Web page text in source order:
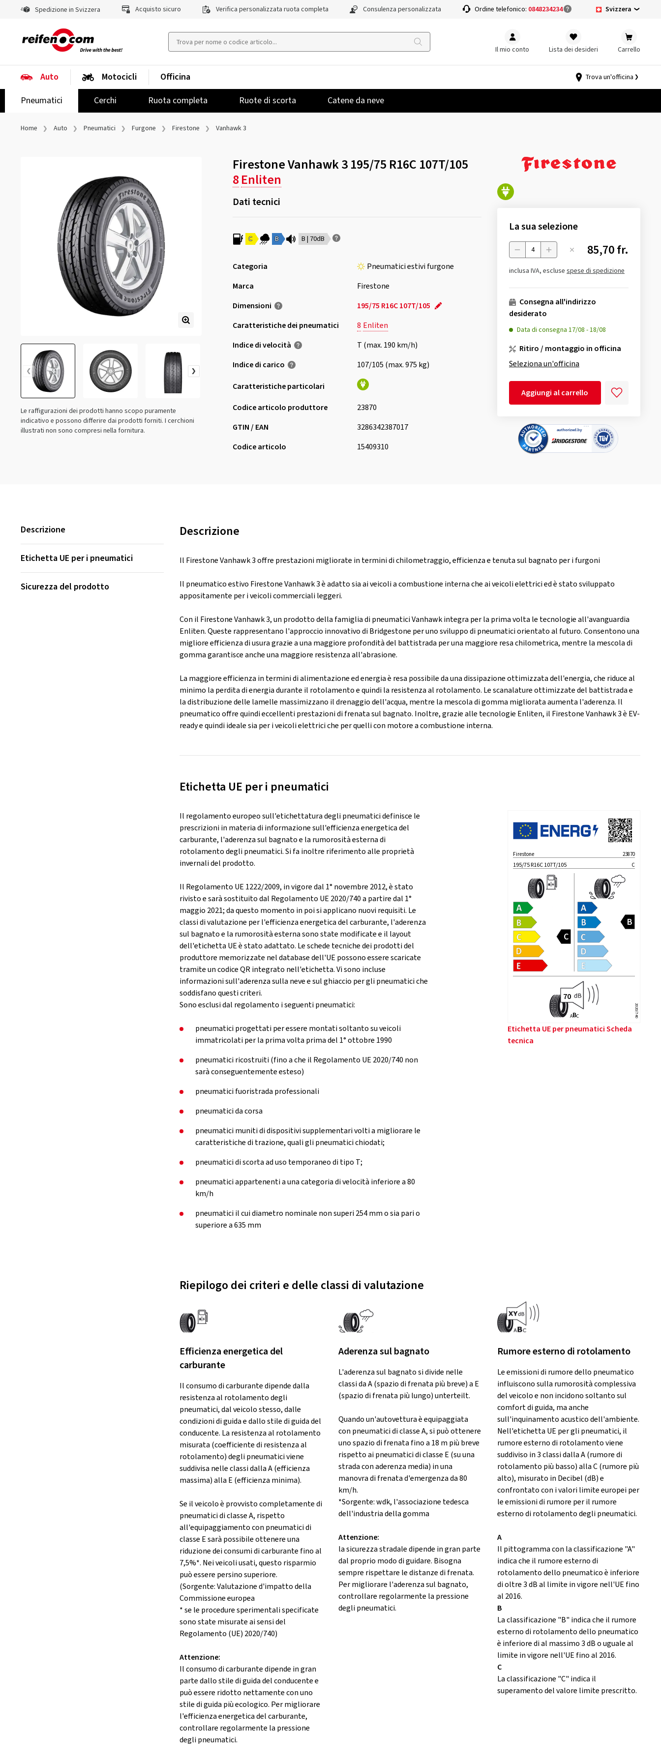
Spedizione in Svizzera Acquisto sicuro Verifica personalizzata ruota completa Consulenza personalizzata Ordine telefonico: 0848234234 Svizzera
Il mio conto Lista dei desideri Carrello
Auto
Pneumatici
Cerchi Ruota completa Ruote di scorta Catene da neve
Motocicli Officina Trova un'officina
Home Auto Pneumatici Furgone Firestone Vanhawk 3
Le raffigurazioni dei prodotti hanno scopo puramente
indicativo e possono differire dai prodotti forniti. I cerchioni
illustrati non sono compresi nella fornitura.
Firestone Vanhawk 3 195/75 R16C 107T/105
8Enliten
Dati tecnici
C B B | 70dB
Categoria
Pneumatici estivi furgone
Marca
Firestone
Dimensioni
195/75 R16C 107T/105
Caratteristiche dei pneumatici
8 Enliten
Indice di velocità
T (max. 190 km/h)
Indice di carico
107/105 (max. 975 kg)
Caratteristiche particolari
Codice articolo produttore
23870
GTIN / EAN
3286342387017
Codice articolo
15409310
La sua selezione
Menge 85,70 fr.
inclusa IVA, escluse spese di spedizione
Consegna all'indirizzo
desiderato
Data di consegna 17/08 -18/08
Ritiro / montaggio in officina
Seleziona un'officina
Aggiungi al carrello
Descrizione
Etichetta UE per i pneumatici
Sicurezza del prodotto
Descrizione
Il Firestone Vanhawk 3 offre prestazioni migliorate in termini di chilometraggio, efficienza e tenuta sul bagnato per i furgoni
Il pneumatico estivo Firestone Vanhawk 3 è adatto sia ai veicoli a combustione interna che ai veicoli elettrici ed è stato sviluppato
appositamente per i veicoli commerciali leggeri.
Con il Firestone Vanhawk 3, un prodotto della famiglia di pneumatici Vanhawk integra per la prima volta le tecnologie all'avanguardia
Enliten. Queste rappresentano l'approccio innovativo di Bridgestone per uno sviluppo di pneumatici orientato al futuro. Consentono una
migliore efficienza di usura grazie a una maggiore profondità del battistrada per una maggiore resa chilometrica, mentre la mescola di
gomma garantisce anche una maggiore resistenza all'abrasione.
La maggiore efficienza in termini di alimentazione ed energia è resa possibile da una dissipazione ottimizzata dell'energia, che riduce al
minimo la perdita di energia durante il rotolamento e quindi la resistenza al rotolamento. Le scanalature ottimizzate del battistrada e
la distribuzione delle lamelle massimizzano il drenaggio dell'acqua, mentre la mescola di gomma migliorata aumenta l'aderenza. Il
pneumatico offre quindi eccellenti prestazioni di frenata sul bagnato. Inoltre, grazie alle tecnologie Enliten, il Firestone Vanhawk 3 è EV-
ready e quindi ideale sia per i veicoli elettrici che per quelli con motore a combustione interna.
Etichetta UE per i pneumatici
Il regolamento europeo sull'etichettatura degli pneumatici definisce le
prescrizioni in materia di informazione sull'efficienza energetica del
carburante, l'aderenza sul bagnato e la rumorosità esterna di
rotolamento degli pneumatici. Si fa inoltre riferimento alle proprietà
invernali del prodotto.
Il Regolamento UE 1222/2009, in vigore dal 1° novembre 2012, è stato
rivisto e sarà sostituito dal Regolamento UE 2020/740 a partire dal 1°
maggio 2021; da questo momento in poi si applicano nuovi requisiti. Le
classi di valutazione per l'efficienza energetica del carburante, l'aderenza
sul bagnato e la rumorosità esterna sono state modificate e il layout
dell'etichetta UE è stato adattato. Le schede tecniche dei prodotti del
produttore memorizzate nel database dell'UE possono essere scaricate
tramite un codice QR integrato nell'etichetta. Vi sono incluse
informazioni sull'aderenza sulla neve e sul ghiaccio per gli pneumatici che
soddisfano questi criteri.
Sono esclusi dal regolamento i seguenti pneumatici:
pneumatici progettati per essere montati soltanto su veicoli
immatricolati per la prima volta prima del 1° ottobre 1990
pneumatici ricostruiti (fino a che il Regolamento UE 2020/740 non
sarà conseguentemente esteso)
pneumatici fuoristrada professionali
pneumatici da corsa
pneumatici muniti di dispositivi supplementari volti a migliorare le
caratteristiche di trazione, quali gli pneumatici chiodati;
pneumatici di scorta ad uso temporaneo di tipo T;
pneumatici appartenenti a una categoria di velocità inferiore a 80
km/h
pneumatici il cui diametro nominale non superi 254 mm o sia pari o
superiore a 635 mm
Firestone 23870
195/75 R16C 107T/105 C
ABC 2020/740
Etichetta UE per pneumatici Scheda
tecnica
Riepilogo dei criteri e delle classi di valutazione
Efficienza energetica del
carburante
Il consumo di carburante dipende dalla
resistenza al rotolamento degli
pneumatici, dal veicolo stesso, dalle
condizioni di guida e dallo stile di guida del
conducente. La resistenza al rotolamento
misurata (coefficiente di resistenza al
rotolamento) degli pneumatici viene
suddivisa nelle classi dalla A (efficienza
massima) alla E (efficienza minima).
Se il veicolo è provvisto completamente di
pneumatici di classe A, rispetto
all'equipaggiamento con pneumatici di
classe E sarà possibile ottenere una
riduzione dei consumi di carburante fino al
7,5%*. Nei veicoli usati, questo risparmio
può essere persino superiore.
(Sorgente: Valutazione d'impatto della
Commissione europea
* se le procedure sperimentali specificate
sono state misurate ai sensi del
Regolamento (UE) 2020/740)
Attenzione:
Il consumo di carburante dipende in gran
parte dallo stile di guida del conducente e
può essere ridotto nettamente con uno
stile di guida più ecologico. Per migliorare
l'efficienza energetica del carburante,
controllare regolarmente la pressione
degli pneumatici.
Aderenza sul bagnato
L'aderenza sul bagnato si divide nelle
classi da A (spazio di frenata più breve) a E
(spazio di frenata più lungo) unterteilt.
Quando un'autovettura è equipaggiata
con pneumatici di classe A, si può ottenere
uno spazio di frenata fino a 18 m più breve
rispetto ai pneumatici di classe E (su una
strada con aderenza media) in una
manovra di frenata d'emergenza da 80
km/h.
*Sorgente: wdk, l'associazione tedesca
dell'industria della gomma
Attenzione:
la sicurezza stradale dipende in gran parte
dal proprio modo di guidare. Bisogna
sempre rispettare le distanze di frenata.
Per migliorare l'aderenza sul bagnato,
controllare regolarmente la pressione
degli pneumatici.
Rumore esterno di rotolamento
Le emissioni di rumore dello pneumatico
influiscono sulla rumorosità complessiva
del veicolo e non incidono soltanto sul
comfort di guida, ma anche
sull'inquinamento acustico dell'ambiente.
Nell'etichetta UE per gli pneumatici, il
rumore esterno di rotolamento viene
suddiviso in 3 classi dalla A (rumore di
rotolamento più basso) alla C (rumore più
alto), misurato in Decibel (dB) e
confrontato con i valori limite europei per
le emissioni di rumore per il rumore
esterno di rotolamento degli pneumatici.
A
Il pittogramma con la classificazione "A"
indica che il rumore esterno di
rotolamento dello pneumatico è inferiore
di oltre 3 dB al limite in vigore nell'UE fino
al 2016.
B
La classificazione "B" indica che il rumore
esterno di rotolamento dello pneumatico
è inferiore di al massimo 3 dB o uguale al
limite in vigore nell'UE fino al 2016.
C
La classificazione "C" indica il
superamento del valore limite prescritto.